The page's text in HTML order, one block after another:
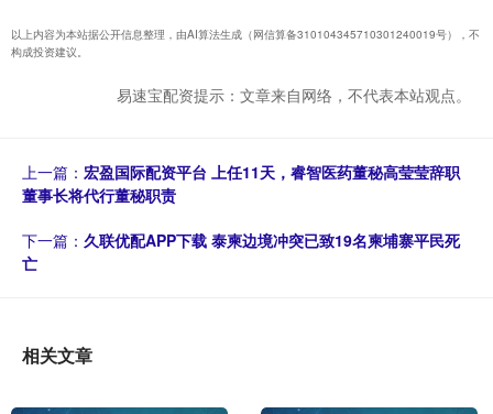
以上内容为本站据公开信息整理，由AI算法生成（网信算备310104345710301240019号），不
构成投资建议。
易速宝配资提示：文章来自网络，不代表本站观点。
上一篇： 宏盈国际配资平台 上任11天，睿智医药董秘高莹莹辞职
董事长将代行董秘职责
下一篇： 久联优配APP下载 泰柬边境冲突已致19名柬埔寨平民死
亡
相关文章